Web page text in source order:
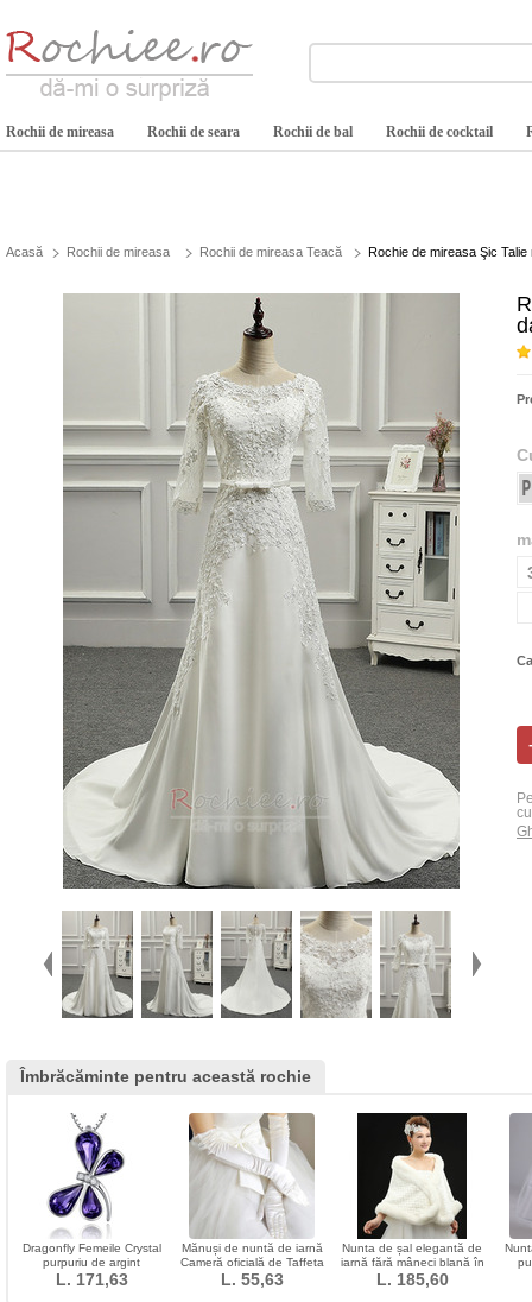
Rochii de mireasa Rochii de seara Rochii de bal Rochii de cocktail
Acasă Rochii de mireasa Rochii de mireasa Teacă Rochie de mireasa Şic
Îmbrăcăminte pentru această rochie
Dragonfly Femeile Crystal
purpuriu de argint
furnizarea de colier cu
ridicata
L. 171,63
Mănuși de nuntă de iarnă
Cameră oficială de Taffeta
de iarnă
L. 55,63
Nunta de șal elegantă de
iarnă fără mâneci blană în
aer liber
L. 185,60